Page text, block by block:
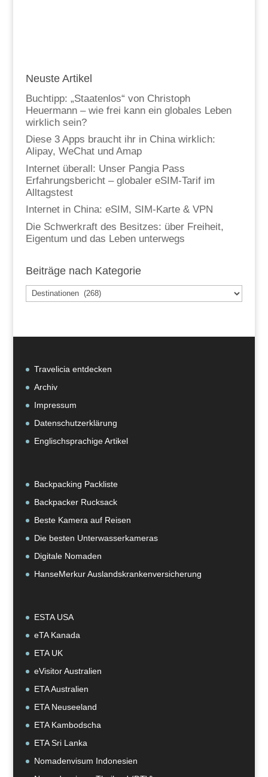
Neuste Artikel
Buchtipp: „Staatenlos“ von Christoph
Heuermann – wie frei kann ein globales Leben
wirklich sein?
Diese 3 Apps braucht ihr in China wirklich:
Alipay, WeChat und Amap
Internet überall: Unser Pangia Pass
Erfahrungsbericht – globaler eSIM-Tarif im
Alltagstest
Internet in China: eSIM, SIM-Karte & VPN
Die Schwerkraft des Besitzes: über Freiheit,
Eigentum und das Leben unterwegs
Beiträge nach Kategorie
Beiträge
nach
Travelicia entdecken
Archiv
Impressum
Datenschutzerklärung
Englischsprachige Artikel
Backpacking Packliste
Backpacker Rucksack
Beste Kamera auf Reisen
Die besten Unterwasserkameras
Digitale Nomaden
HanseMerkur Auslandskrankenversicherung
ESTA USA
eTA Kanada
ETA UK
eVisitor Australien
ETA Australien
ETA Neuseeland
ETA Kambodscha
ETA Sri Lanka
Nomadenvisum Indonesien